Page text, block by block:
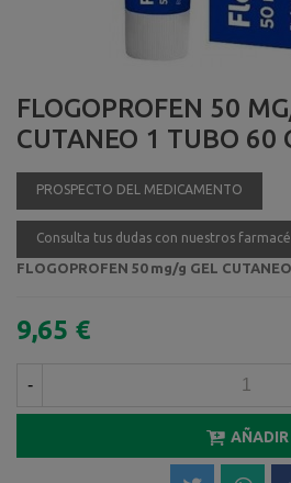
FLOGOPROFEN 50
CUTANEO 1 TUBO 60
PROSPECTO DEL MEDICAMENTO
Consulta tus dudas con nuestros
FLOGOPROFEN 50 mg/g GEL
9,65 €
-
AÑADIR